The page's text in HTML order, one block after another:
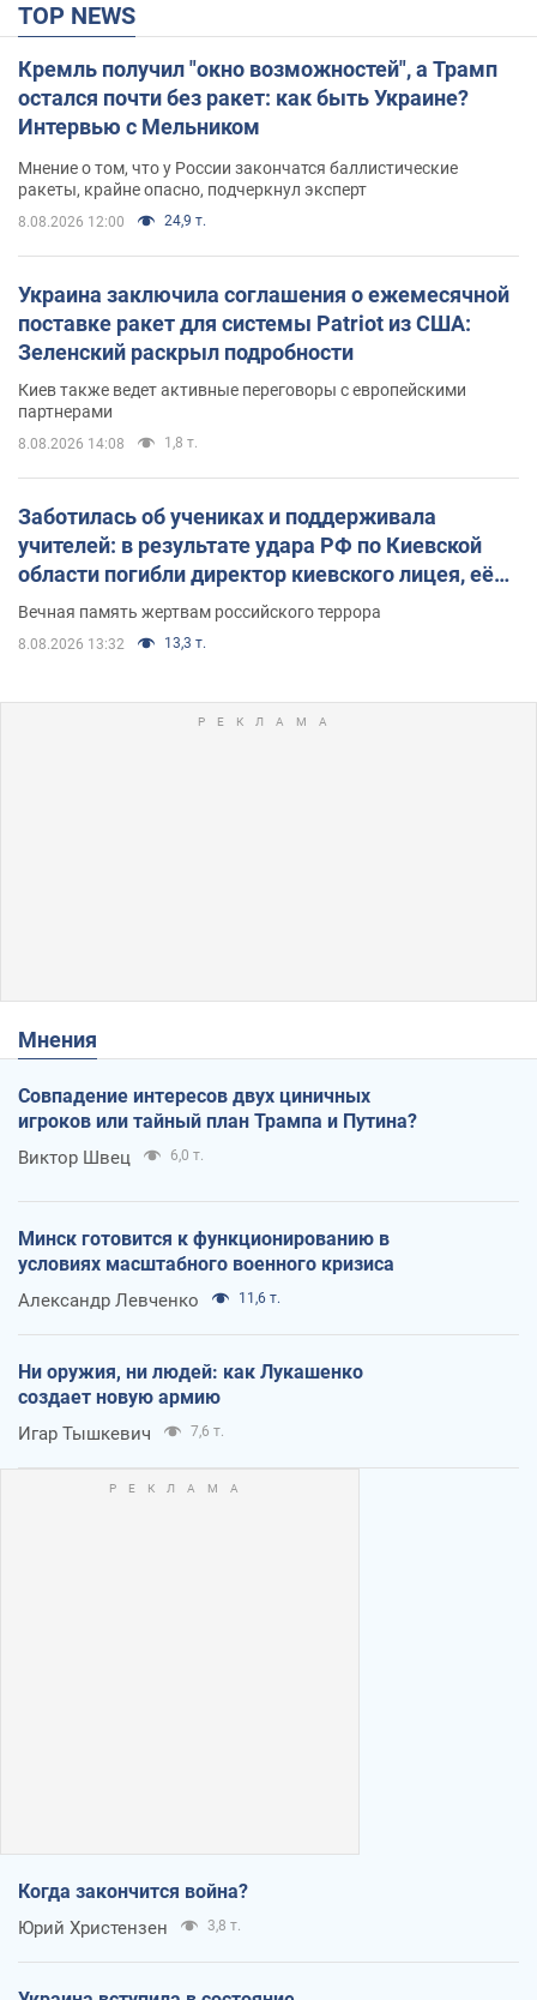
TOP NEWS
Кремль получил "окно возможностей", а Трамп
остался почти без ракет: как быть Украине?
Интервью с Мельником
Мнение о том, что у России закончатся баллистические
ракеты, крайне опасно, подчеркнул эксперт
8.08.2026 12:00 24,9 т.
Украина заключила соглашения о ежемесячной
поставке ракет для системы Patriot из США:
Зеленский раскрыл подробности
Киев также ведет активные переговоры с европейскими
партнерами
8.08.2026 14:08 1,8 т.
Заботилась об учениках и поддерживала
учителей: в результате удара РФ по Киевской
области погибли директор киевского лицея, её
муж и внук
Вечная память жертвам российского террора
8.08.2026 13:32 13,3 т.
Мнения
Совпадение интересов двух циничных
игроков или тайный план Трампа и Путина?
Виктор Швец 6,0 т.
Минск готовится к функционированию в
условиях масштабного военного кризиса
Александр Левченко 11,6 т.
Ни оружия, ни людей: как Лукашенко
создает новую армию
Игар Тышкевич 7,6 т.
Когда закончится война?
Юрий Христензен 3,8 т.